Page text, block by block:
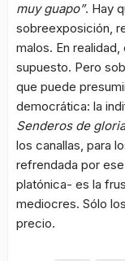
muy guapo”. Hay
sobreexposición,
malos. En
supuesto. Pero
que puede
democrática: la
Senderos de gloria
los canallas, para
refrendada por
platónica- es la
mediocres. Sólo
precio.